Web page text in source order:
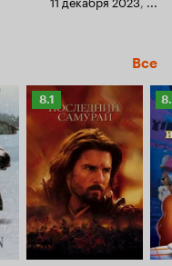
Все
Рейтинг
Кинопоиска
8.1